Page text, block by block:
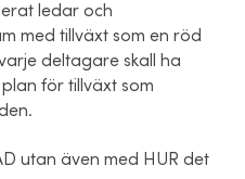
ledar och
med tillväxt som en röd
deltagare skall ha
för tillväxt som
utan även med HUR det